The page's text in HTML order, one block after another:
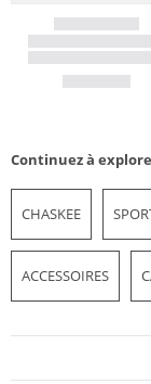
Continuez à
CHASKEE
ACCESSOIRES